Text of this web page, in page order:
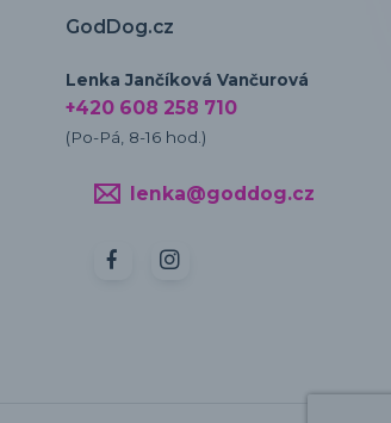
GodDog.cz
Lenka Jančíková Vančurová
+420 608 258 710
(Po-Pá, 8-16 hod.)
lenka@goddog.cz